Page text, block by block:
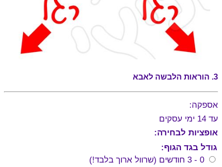
3. הוראות הלבשה לאבא
אספקה:
עד 14 ימי עסקים
אופציות לבחירה:
גודל בגד הגוף:
0 - 3 חודשים (שרוול ארוך בלבד!)